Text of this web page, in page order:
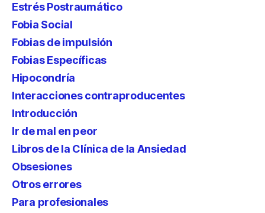
Estrés Postraumático
Fobia Social
Fobias de impulsión
Fobias Específicas
Hipocondría
Interacciones contraproducentes
Introducción
Ir de mal en peor
Libros de la Clínica de la Ansiedad
Obsesiones
Otros errores
Para profesionales